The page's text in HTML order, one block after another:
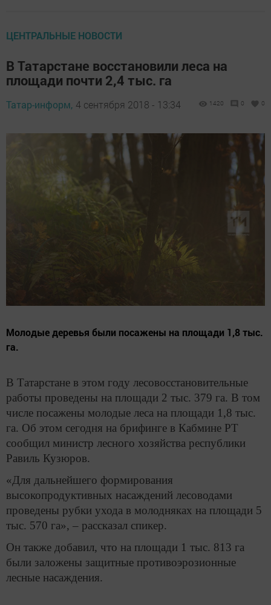
ЦЕНТРАЛЬНЫЕ НОВОСТИ
В Татарстане восстановили леса на
площади почти 2,4 тыс. га
Татар-информ, 4 сентября 2018 - 13:34 1420 0 0
Молодые деревья были посажены на площади 1,8 тыс.
га.
В Татарстане в этом году лесовосстановительные
работы проведены на площади 2 тыс. 379 га. В том
числе посажены молодые леса на площади 1,8 тыс.
га. Об этом сегодня на брифинге в Кабмине РТ
сообщил министр лесного хозяйства республики
Равиль Кузюров.
«Для дальнейшего формирования
высокопродуктивных насаждений лесоводами
проведены рубки ухода в молодняках на площади 5
тыс. 570 га», – рассказал спикер.
Он также добавил, что на площади 1 тыс. 813 га
были заложены защитные противоэрозионные
лесные насаждения.